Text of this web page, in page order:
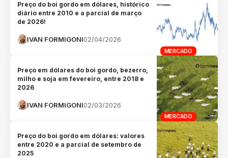
MERCADO
Preço do boi gordo em dólares, histórico
diário entre 2010 e a parcial de março
de 2026!
IVAN FORMIGONI02/04/2026
MERCADO
Preço em dólares do boi gordo, bezerro,
milho e soja em fevereiro, entre 2018 e
2026
IVAN FORMIGONI02/03/2026
Preço do boi gordo em dólares: valores
entre 2020 e a parcial de setembro de
2025